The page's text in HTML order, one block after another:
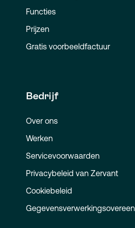
Functies
Prijzen
Gratis voorbeeldfactuur
Bedrijf
Over ons
Werken
Servicevoorwaarden
Privacybeleid van Zervant
Cookiebeleid